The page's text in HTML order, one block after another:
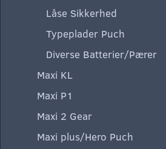
Låse Sikkerhed
Typeplader Puch
Diverse Batterier/Pærer
Maxi KL
Maxi P1
Maxi 2 Gear
Maxi plus/Hero Puch